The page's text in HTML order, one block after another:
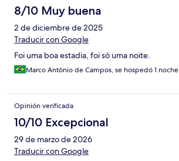
8/10 Muy buena
2 de diciembre de 2025
Traducir con Google
Foi uma boa estadia, foi só uma noite.
Marco Antônio de Campos, se hospedó 1 noche
Opinión verificada
10/10 Excepcional
29 de marzo de 2026
Traducir con Google